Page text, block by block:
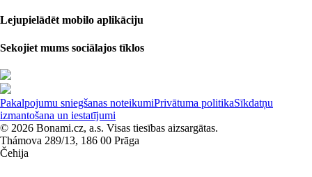
Lejupielādēt mobilo aplikāciju
Sekojiet mums sociālajos tīklos
Pakalpojumu sniegšanas noteikumiPrivātuma politikaSīkdatņu
izmantošana un iestatījumi
© 2026 Bonami.cz, a.s. Visas tiesības aizsargātas.
Thámova 289/13, 186 00 Prāga
Čehija